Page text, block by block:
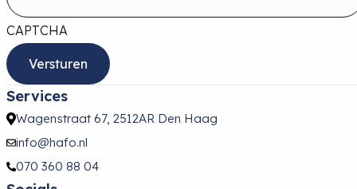
CAPTCHA
Services
Wagenstraat 67, 2512AR Den Haag
info@hafo.nl
070 360 88 04